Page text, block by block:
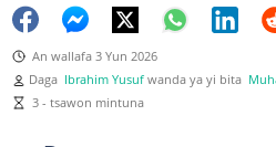
An wallafa 3 Yun 2026
Daga Ibrahim Yusuf wanda ya yi bita
3 - tsawon mintuna